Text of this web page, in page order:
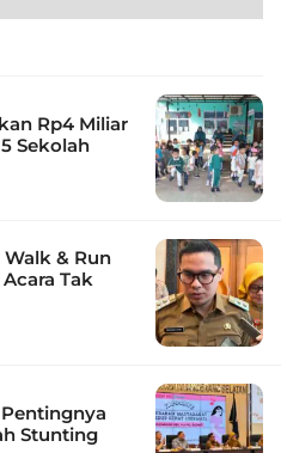
Rp4 Miliar
Sekolah
& Run
Tak
Stunting